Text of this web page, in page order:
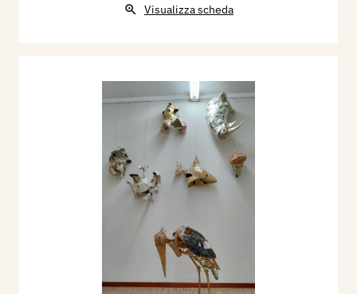
Visualizza scheda